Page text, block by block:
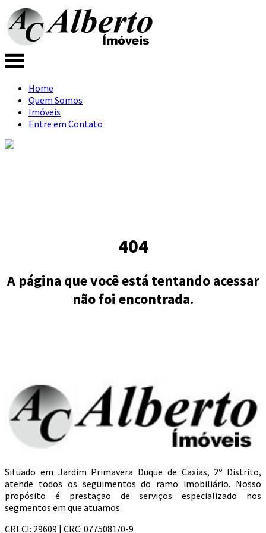
Home
Quem Somos
Imóveis
Entre em Contato
404
A página que você está tentando acessar
não foi encontrada.
Situado em Jardim Primavera Duque de Caxias, 2º Distrito,
atende todos os seguimentos do ramo imobiliário. Nosso
propósito é prestação de serviços especializado nos
segmentos em que atuamos.
CRECI: 29609 | CRC: 0775081/0-9